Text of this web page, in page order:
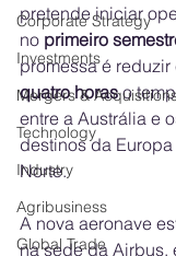
Corporate Strategy
Investments
Mergers &
Technology
Industry
Agribusiness
Global Trade
pretende iniciar
no primeiro
promessa é
quatro horas o
entre a Austrália e
destinos da
Norte.
A nova aeronave
na sede da Airbus,